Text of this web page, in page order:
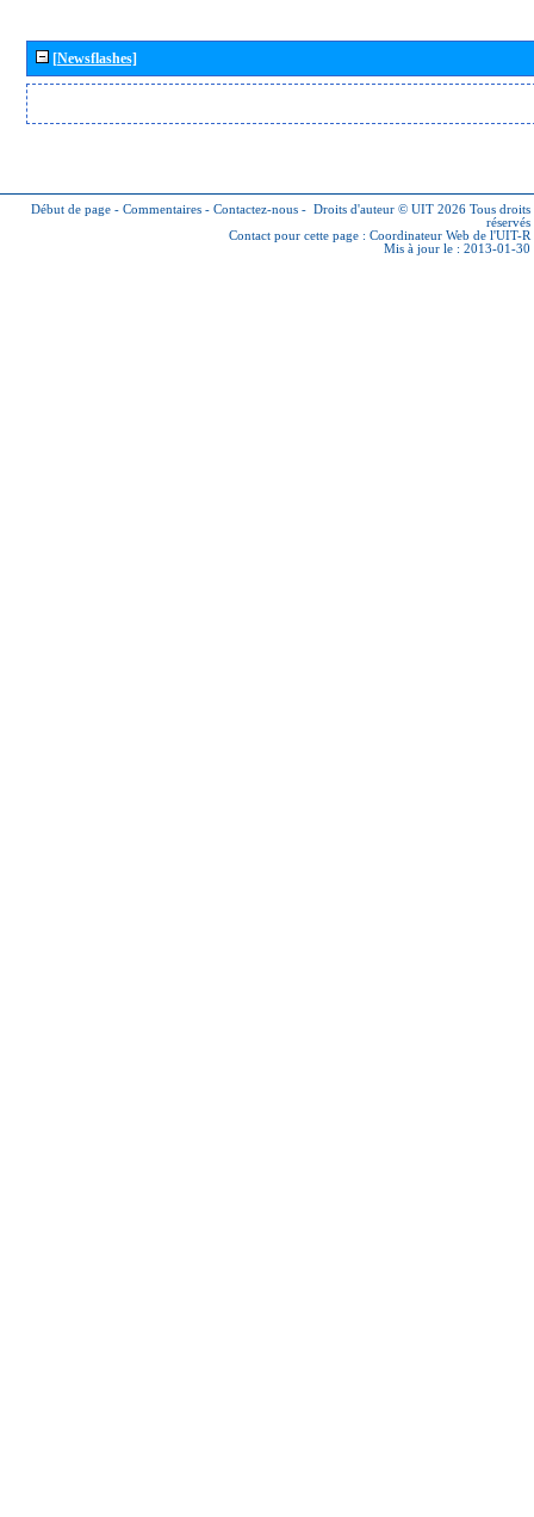
[Newsflashes]
Début de page - Commentaires - Contactez-nous - Droits d'auteur © UIT 2026 Tous droits
réservés
Contact pour cette page : Coordinateur Web de l'UIT-R
Mis à jour le : 2013-01-30